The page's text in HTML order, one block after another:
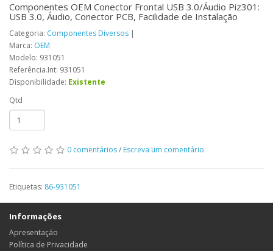
Componentes OEM Conector Frontal USB 3.0/Áudio Piz301:
USB 3.0, Áudio, Conector PCB, Facilidade de Instalação
Categoria: Componentes Diversos |
Marca: OEM
Modelo: 931051
Referência.Int: 931051
Disponibilidade: Existente
Qtd
0 comentários/ Escreva um comentário
Etiquetas: 86-931051
Informações
Apresentação
Política de Privacidade